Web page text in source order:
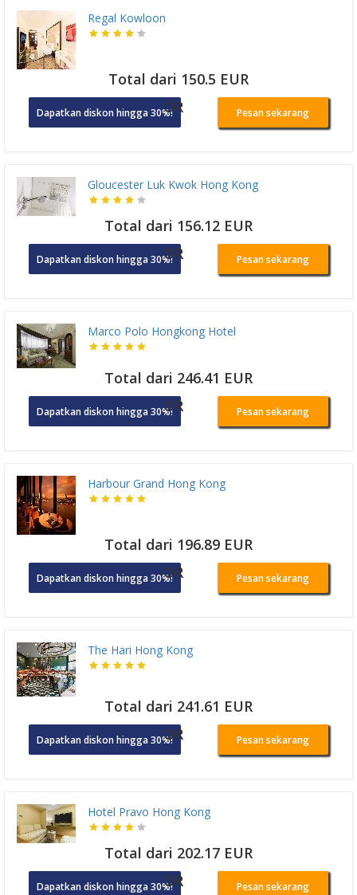
Regal Kowloon
Total dari 150.5 EUR
Dapatkan diskon hingga 30%!OR Pesan sekarang
Gloucester Luk Kwok Hong Kong
Total dari 156.12 EUR
Dapatkan diskon hingga 30%!OR Pesan sekarang
Marco Polo Hongkong Hotel
Total dari 246.41 EUR
Dapatkan diskon hingga 30%!OR Pesan sekarang
Harbour Grand Hong Kong
Total dari 196.89 EUR
Dapatkan diskon hingga 30%!OR Pesan sekarang
The Hari Hong Kong
Total dari 241.61 EUR
Dapatkan diskon hingga 30%!OR Pesan sekarang
Hotel Pravo Hong Kong
Total dari 202.17 EUR
Dapatkan diskon hingga 30%!OR Pesan sekarang